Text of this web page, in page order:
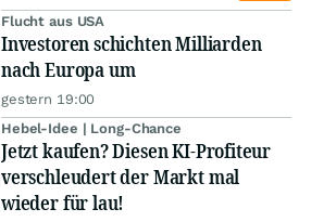
Flucht aus USA
Investoren schichten Milliarden
nach Europa um
gestern 19:00
Hebel-Idee | Long-Chance
Jetzt kaufen? Diesen KI-Profiteur
verschleudert der Markt mal
wieder für lau!